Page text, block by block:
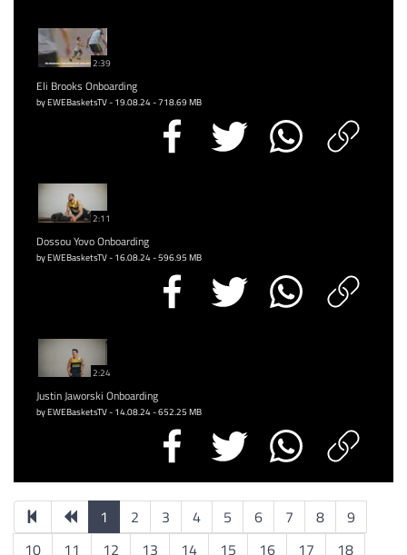
2:39
Eli Brooks Onboarding
by EWEBasketsTV - 19.08.24 - 718.69 MB
2:11
Dossou Yovo Onboarding
by EWEBasketsTV - 16.08.24 - 596.95 MB
2:24
Justin Jaworski Onboarding
by EWEBasketsTV - 14.08.24 - 652.25 MB
1 2 3 4 5 6 7 8
9
10
11 12 13 14 15 16 17 18